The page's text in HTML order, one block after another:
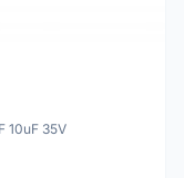
10uF 35V